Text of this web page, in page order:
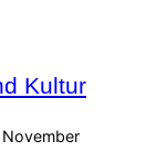
Kultur
November